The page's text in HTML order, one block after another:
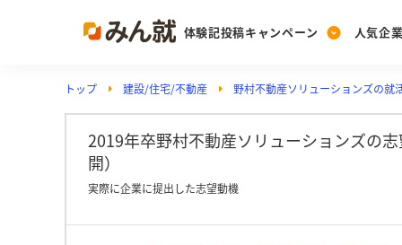
体験記投稿キャンペーン
Post
投稿する
人気企
Ranking
ランキングを見る
PickUp
注目の企業特集
トップ 建設/住宅/不動産 野村不動産ソリューションズの就
2019年卒野村不動産ソリューションズの
開）
実際に企業に提出した志望動機